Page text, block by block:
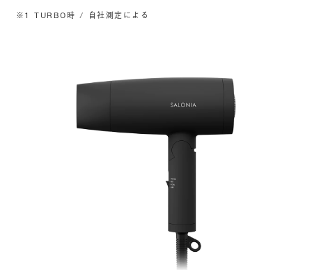
※1 TURBO時 / 自社測定による